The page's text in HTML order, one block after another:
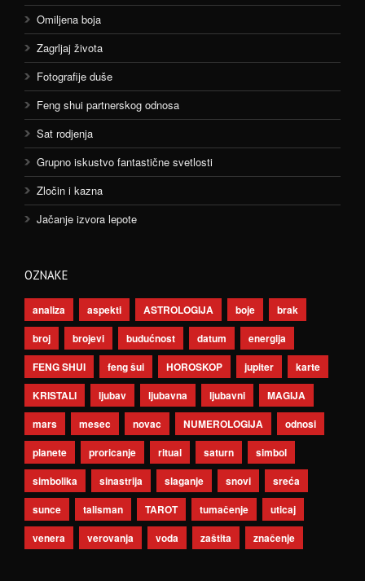
Omiljena boja
Zagrljaj života
Fotografije duše
Feng shui partnerskog odnosa
Sat rodjenja
Grupno iskustvo fantastične svetlosti
Zločin i kazna
Jačanje izvora lepote
OZNAKE
analiza aspekti ASTROLOGIJA boje
brak
broj
brojevi budućnost datum
energija
FENG SHUI
feng šui HOROSKOP jupiter
karte
KRISTALI
ljubav ljubavna ljubavni
MAGIJA
mars
mesec novac NUMEROLOGIJA
odnosi
planete
proricanje ritual saturn
simbol
simbolika
sinastrija slaganje snovi
sreća
sunce
talisman TAROT tumačenje
uticaj
venera
verovanja voda zaštita značenje